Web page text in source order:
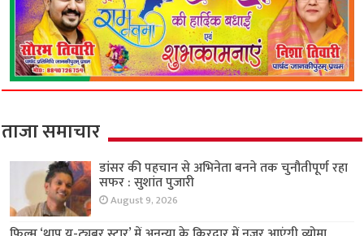
ताजा समाचार
डांसर की पहचान से अभिनेता बनने तक चुनौतीपूर्ण रहा
सफर : सुशांत पुजारी
August 9, 2026